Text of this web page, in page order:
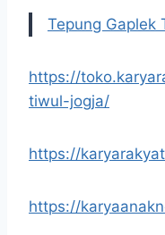
Tepung Gaplek
https://
tiwul-jogja/
https://
https://